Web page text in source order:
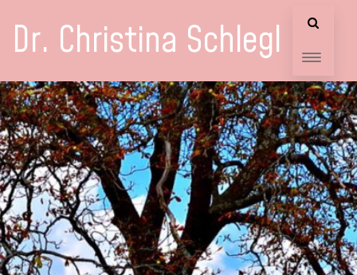
Dr. Christina Schlegl